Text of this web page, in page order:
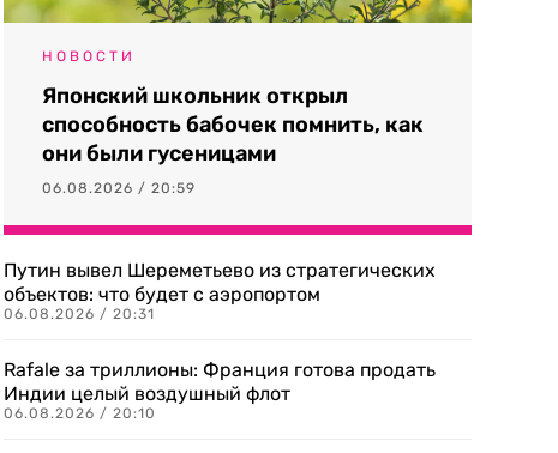
НОВОСТИ
Японский школьник открыл
способность бабочек помнить, как
они были гусеницами
06.08.2026 / 20:59
Путин вывел Шереметьево из стратегических
объектов: что будет с аэропортом
06.08.2026 / 20:31
Rafale за триллионы: Франция готова продать
Индии целый воздушный флот
06.08.2026 / 20:10